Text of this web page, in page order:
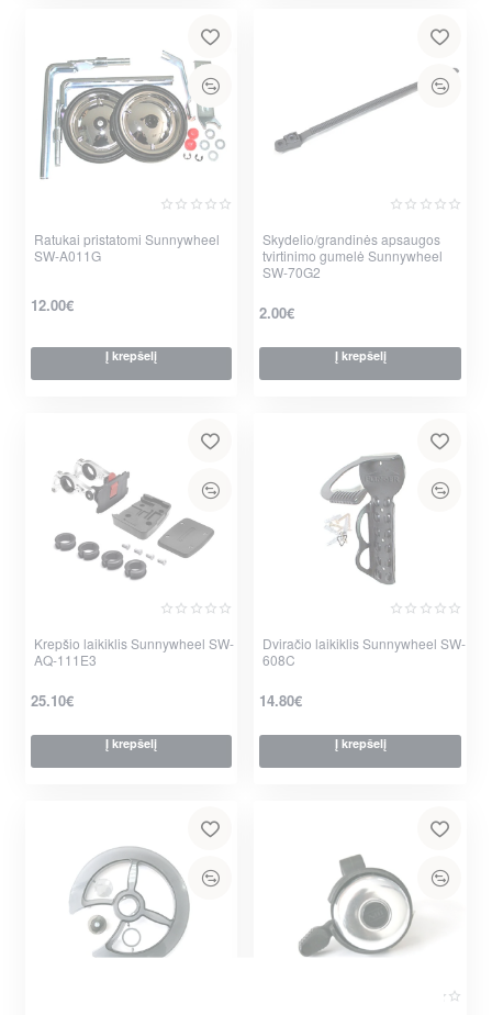
Ratukai pristatomi Sunnywheel
SW-A011G
12.00€
Į krepšelį
Skydelio/grandinės apsaugos
tvirtinimo gumelė Sunnywheel
SW-70G2
2.00€
Į krepšelį
Krepšio laikiklis Sunnywheel SW-
AQ-111E3
25.10€
Į krepšelį
Dviračio laikiklis Sunnywheel SW-
608C
14.80€
Į krepšelį